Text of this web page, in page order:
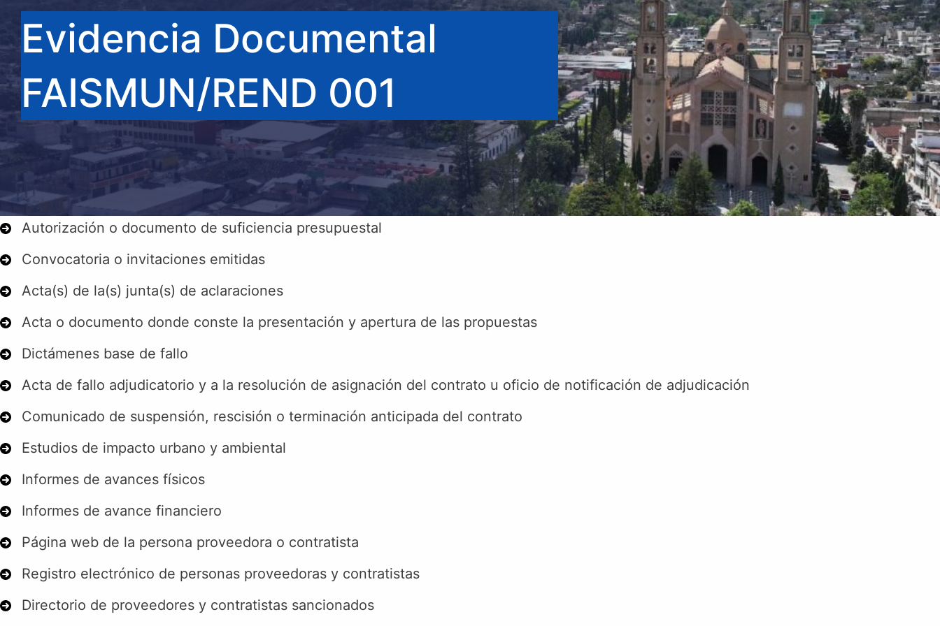
Evidencia Documental
FAISMUN/REND 001
Autorización o documento de suficiencia presupuestal
Convocatoria o invitaciones emitidas
Acta(s) de la(s) junta(s) de aclaraciones
Acta o documento donde conste la presentación y apertura de las propuestas
Dictámenes base de fallo
Acta de fallo adjudicatorio y a la resolución de asignación del contrato u oficio de notificación de adjudicación
Comunicado de suspensión, rescisión o terminación anticipada del contrato
Estudios de impacto urbano y ambiental
Informes de avances físicos
Informes de avance financiero
Página web de la persona proveedora o contratista
Registro electrónico de personas proveedoras y contratistas
Directorio de proveedores y contratistas sancionados